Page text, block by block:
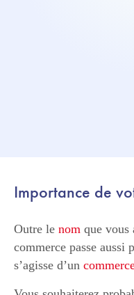
Importance de
Outre le nom que
commerce passe aussi
s’agisse d’un